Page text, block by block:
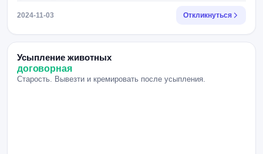
2024-11-03 Откликнуться
Усыпление животных
договорная
Старость. Вывезти и кремировать после усыпления.